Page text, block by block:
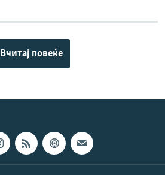
Вчитај повеќе